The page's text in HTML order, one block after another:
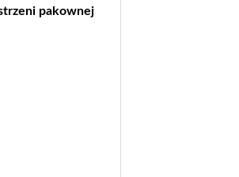
pakownej